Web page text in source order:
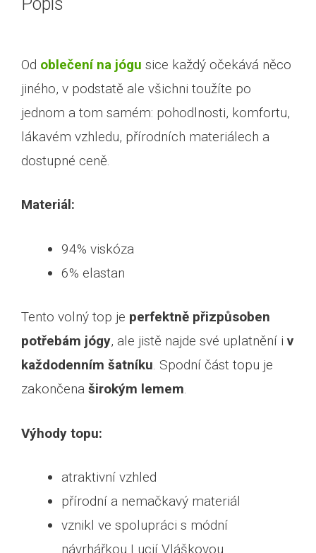
Od oblečení na jógu sice každý očekává něco
jiného, v podstatě ale všichni toužíte po
jednom a tom samém: pohodlnosti, komfortu,
lákavém vzhledu, přírodních materiálech a
dostupné ceně.
Materiál:
94% viskóza
6% elastan
Tento volný top je perfektně přizpůsoben
potřebám jógy, ale jistě najde své uplatnění i v
každodenním šatníku. Spodní část topu je
zakončena širokým lemem.
Výhody topu:
atraktivní vzhled
přírodní a nemačkavý materiál
vznikl ve spolupráci s módní
návrhářkou Lucií Vláškovou